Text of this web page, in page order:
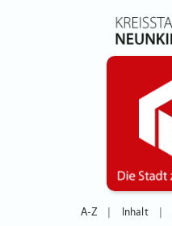
A-Z Inhalt